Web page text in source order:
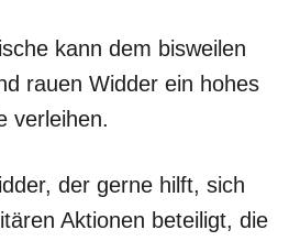
kann dem bisweilen
rauen Widder ein hohes
verleihen.
der gerne hilft, sich
Aktionen beteiligt, die